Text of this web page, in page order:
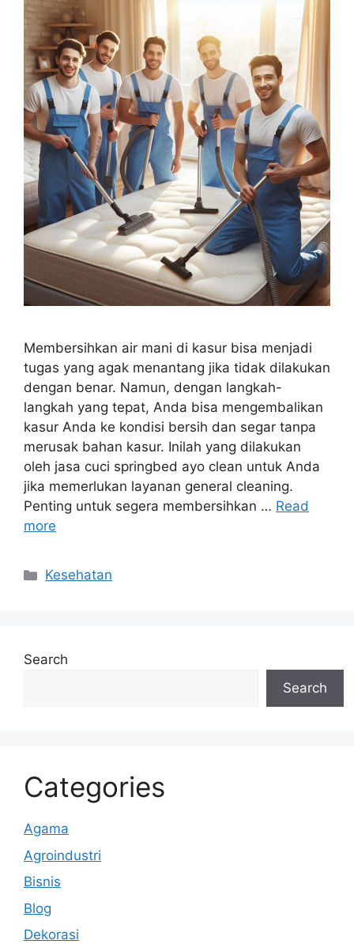
Membersihkan air mani di kasur bisa menjadi
tugas yang agak menantang jika tidak dilakukan
dengan benar. Namun, dengan langkah-
langkah yang tepat, Anda bisa mengembalikan
kasur Anda ke kondisi bersih dan segar tanpa
merusak bahan kasur. Inilah yang dilakukan
oleh jasa cuci springbed ayo clean untuk Anda
jika memerlukan layanan general cleaning.
Penting untuk segera membersihkan … Read
more
Categories
Kesehatan
Search
Search
Categories
Agama
Agroindustri
Bisnis
Blog
Dekorasi